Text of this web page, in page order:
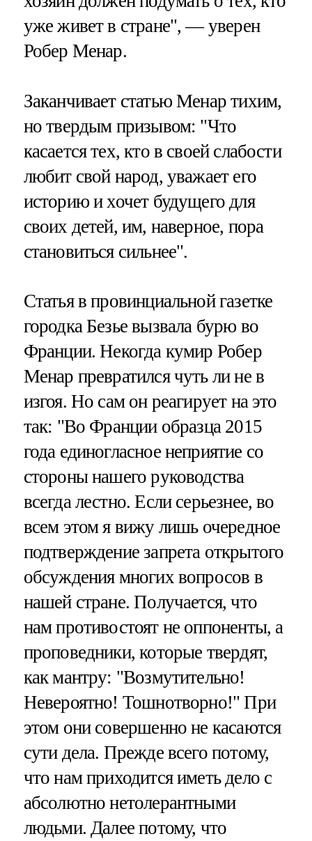
уже живет в стране", — уверен
Робер Менар.
Заканчивает статью Менар тихим,
но твердым призывом: "Что
касается тех, кто в своей слабости
любит свой народ, уважает его
историю и хочет будущего для
своих детей, им, наверное, пора
становиться сильнее".
Статья в провинциальной газетке
городка Безье вызвала бурю во
Франции. Некогда кумир Робер
Менар превратился чуть ли не в
изгоя. Но сам он реагирует на это
так: "Во Франции образца 2015
года единогласное неприятие со
стороны нашего руководства
всегда лестно. Если серьезнее, во
всем этом я вижу лишь очередное
подтверждение запрета открытого
обсуждения многих вопросов в
нашей стране. Получается, что
нам противостоят не оппоненты, а
проповедники, которые твердят,
как мантру: "Возмутительно!
Невероятно! Тошнотворно!" При
этом они совершенно не касаются
сути дела. Прежде всего потому,
что нам приходится иметь дело с
абсолютно нетолерантными
людьми. Далее потому, что